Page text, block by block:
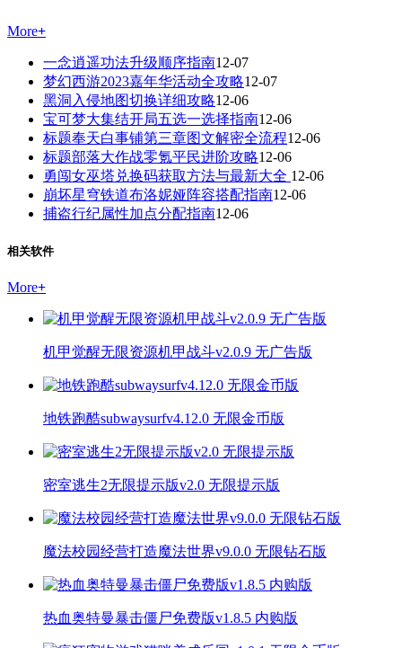
More+
一念逍遥功法升级顺序指南12-07
梦幻西游2023嘉年华活动全攻略12-07
黑洞入侵地图切换详细攻略12-06
宝可梦大集结开局五选一选择指南12-06
标题奉天白事铺第三章图文解密全流程12-06
标题部落大作战零氪平民进阶攻略12-06
勇闯女巫塔兑换码获取方法与最新大全 12-06
崩坏星穹铁道布洛妮娅阵容搭配指南12-06
捕盗行纪属性加点分配指南12-06
相关软件
More+
机甲觉醒无限资源机甲战斗v2.0.9 无广告版
地铁跑酷subwaysurfv4.12.0 无限金币版
密室逃生2无限提示版v2.0 无限提示版
魔法校园经营打造魔法世界v9.0.0 无限钻石版
热血奥特曼暴击僵尸免费版v1.8.5 内购版